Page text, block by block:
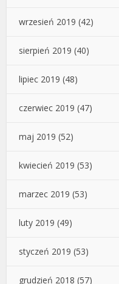
wrzesień 2019 (42)
sierpień 2019 (40)
lipiec 2019 (48)
czerwiec 2019 (47)
maj 2019 (52)
kwiecień 2019 (53)
marzec 2019 (53)
luty 2019 (49)
styczeń 2019 (53)
grudzień 2018 (57)